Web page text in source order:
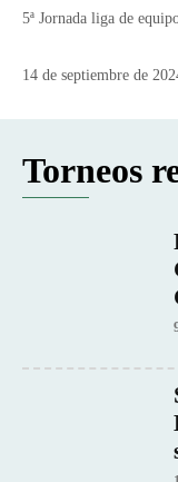
5ª Jornada liga de
14 de septiembre de
Torneos